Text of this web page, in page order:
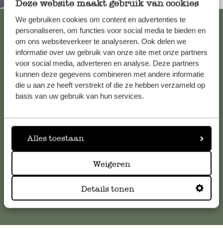
Deze website maakt gebruik van cookies
We gebruiken cookies om content en advertenties te
personaliseren, om functies voor social media te bieden en
om ons websiteverkeer te analyseren. Ook delen we
informatie over uw gebruik van onze site met onze partners
voor social media, adverteren en analyse. Deze partners
kunnen deze gegevens combineren met andere informatie
die u aan ze heeft verstrekt of die ze hebben verzameld op
basis van uw gebruik van hun services.
Alles toestaan
Weigeren
Details tonen
Voir les 62 magasins
Service clientèle
Pour toute question ou demande de conseil ou d’aide,
veuillez contacter notre service clientèle. Ou retrouvez ici
serviceclientele@dille-kamille.com
Service client en ligne